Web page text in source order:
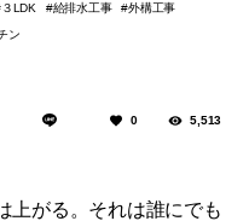
３LDK 給排水工事
外構工事
ン
0 5,513
上がる。それは誰にでも